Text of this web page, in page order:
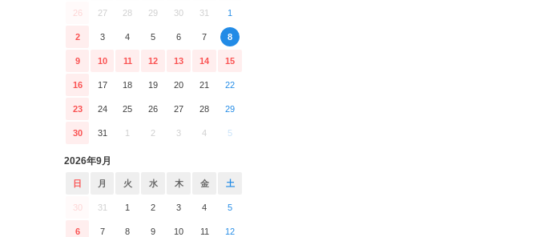
26 27 28 29 30 31 1
2 3 4 5 6 7 8
9 10 11 12 13 14 15
16 17 18 19 20 21 22
23 24 25 26 27 28 29
30 31 1 2 3 4 5
2026年9月
日 月 火 水 木 金 土
30 31 1 2 3 4 5
6 7 8 9 10 11 12